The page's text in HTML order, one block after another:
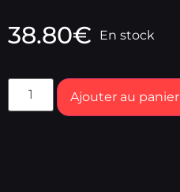
38.80€ En stock
Ajouter au panier